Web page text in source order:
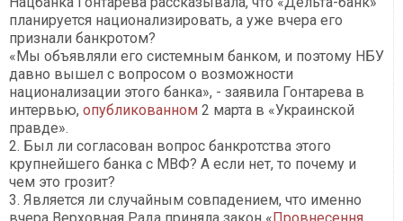
планируется национализировать, а уже вчера его
признали банкротом?
«Мы объявляли его системным банком, и поэтому НБУ
давно вышел с вопросом о возможности
национализации этого банка», - заявила Гонтарева в
интервью, опубликованном 2 марта в «Украинской
правде».
2. Был ли согласован вопрос банкротства этого
крупнейшего банка с МВФ? А если нет, то почему и
чем это грозит?
3. Является ли случайным совпадением, что именно